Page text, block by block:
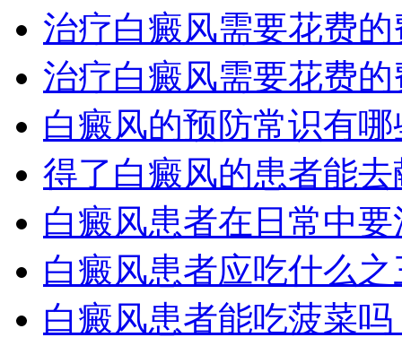
治疗白癜风需要花费
治疗白癜风需要花费
白癜风的预防常识有
得了白癜风的患者能
白癜风患者在日常中
白癜风患者应吃什么
白癜风患者能吃菠菜吗